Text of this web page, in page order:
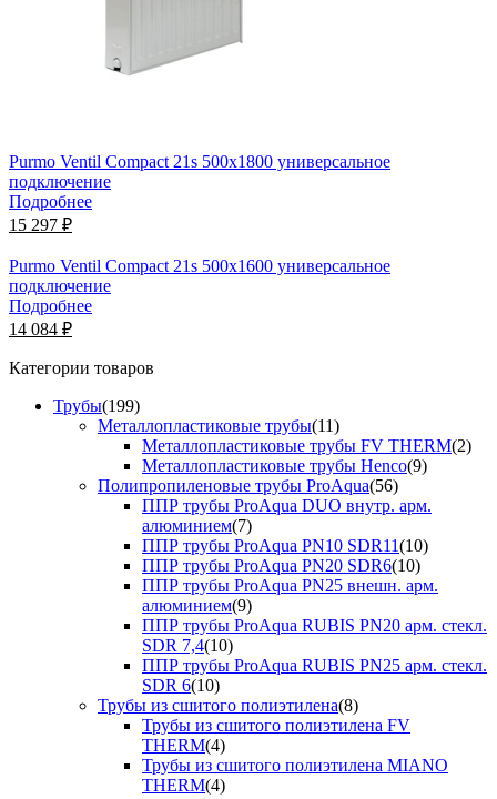
Purmo Ventil Compact 21s 500х1800 универсальное
подключение
Подробнее
15 297 ₽
Purmo Ventil Compact 21s 500х1600 универсальное
подключение
Подробнее
14 084 ₽
Категории товаров
Трубы(199)
Металлопластиковые трубы(11)
Металлопластиковые трубы FV THERM(2)
Металлопластиковые трубы Henco(9)
Полипропиленовые трубы ProAqua(56)
ППР трубы ProAqua DUO внутр. арм.
алюминием(7)
ППР трубы ProAqua PN10 SDR11(10)
ППР трубы ProAqua PN20 SDR6(10)
ППР трубы ProAqua PN25 внешн. арм.
алюминием(9)
ППР трубы ProAqua RUBIS PN20 арм. стекл.
SDR 7,4(10)
ППР трубы ProAqua RUBIS PN25 арм. стекл.
SDR 6(10)
Трубы из сшитого полиэтилена(8)
Трубы из сшитого полиэтилена FV
THERM(4)
Трубы из сшитого полиэтилена MIANO
THERM(4)